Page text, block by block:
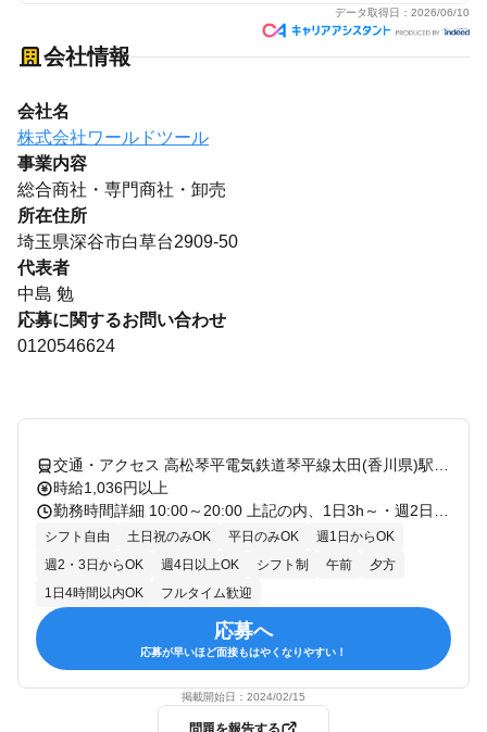
データ取得日： 2026/06/10
会社情報
会社名
株式会社ワールドツール
事業内容
総合商社・専門商社・卸売
所在住所
埼玉県深谷市白草台2909-50
代表者
中島 勉
応募に関するお問い合わせ
0120546624
時給1,036円以上
シフト自由 土日祝のみOK 平日のみOK
週1日からOK
週2・3日からOK
週4日以上OK シフト制 午前
夕方
1日4時間以内OK
フルタイム歓迎
応募へ
応募が早いほど面接もはやくなりやすい！
掲載開始日： 2024/02/15
問題を報告する